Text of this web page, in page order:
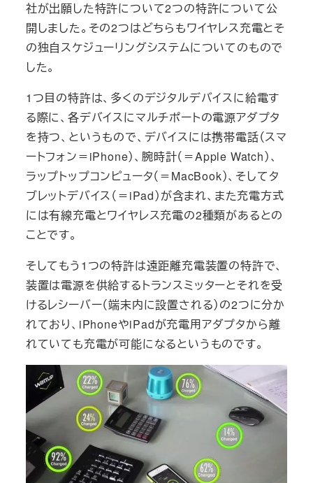
社が出願した特許について2つの特許について公
開しました。その2つはどちらもワイヤレス充電とそ
の独自スケジューリングシステムについてのもので
した。
1つ目の特許は、多くのデジタルデバイスに給電す
る際に、各デバイスにマルチポートの電源アダプタ
を持つ、というもので、デバイスには携帯電話（スマ
ートフォン＝iPhone）、腕時計（＝Apple Watch）、
ラップトップコンピュータ（＝MacBook）、そしてタ
ブレットデバイス（＝iPad）が含まれ、また充電方式
には有線充電とワイヤレス充電の2種類があるとの
ことです。
そしてもう1つの特許は遠距離充電装置の特許で、
装置は電源を供給するトランスミッターとそれを受
けるレシーバー（端末内に設置される）の2つに分か
れており、iPhoneやiPadが充電用アダプタから離
れていても充電が可能になるというものです。